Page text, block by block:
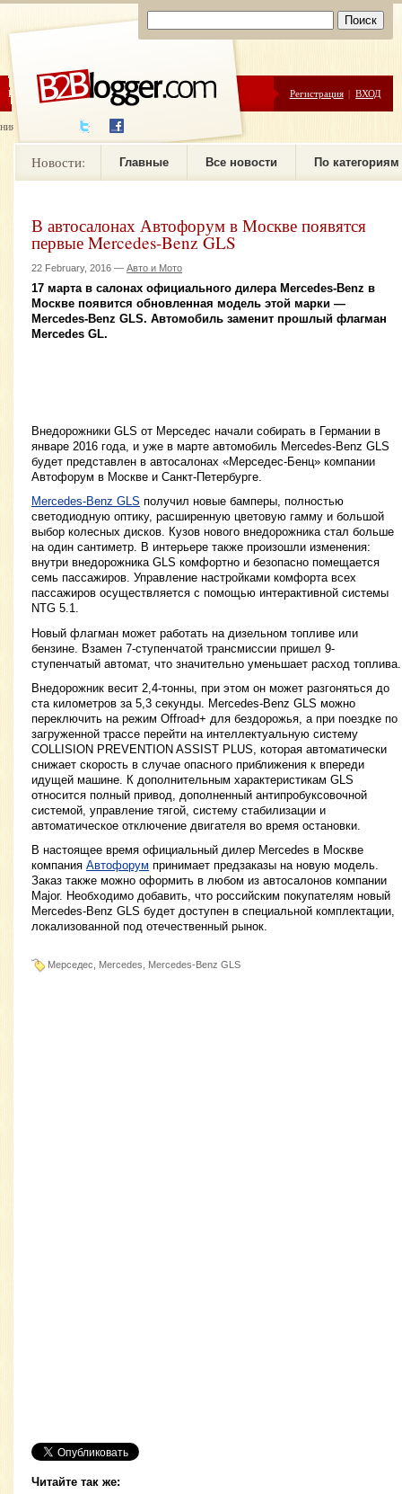
ЦЕНЫ ПОМОЩЬ Регистрация | ВХОД
новостей
Новости: Главные Все новости По категориям
В автосалонах Автофорум в Москве появятся
первые Mercedes-Benz GLS
22 February, 2016 — Авто и Мото
17 марта в салонах официального дилера Mercedes-Benz в
Москве появится обновленная модель этой марки —
Mercedes-Benz GLS. Автомобиль заменит прошлый флагман
Mercedes GL.
Внедорожники GLS от Мерседес начали собирать в Германии в
январе 2016 года, и уже в марте автомобиль Mercedes-Benz GLS
будет представлен в автосалонах «Мерседес-Бенц» компании
Автофорум в Москве и Санкт-Петербурге.
Mercedes-Benz GLS получил новые бамперы, полностью
светодиодную оптику, расширенную цветовую гамму и большой
выбор колесных дисков. Кузов нового внедорожника стал больше
на один сантиметр. В интерьере также произошли изменения:
внутри внедорожника GLS комфортно и безопасно помещается
семь пассажиров. Управление настройками комфорта всех
пассажиров осуществляется с помощью интерактивной системы
NTG 5.1.
Новый флагман может работать на дизельном топливе или
бензине. Взамен 7-ступенчатой трансмиссии пришел 9-
ступенчатый автомат, что значительно уменьшает расход топлива.
Внедорожник весит 2,4-тонны, при этом он может разгоняться до
ста километров за 5,3 секунды. Mercedes-Benz GLS можно
переключить на режим Offroad+ для бездорожья, а при поездке по
загруженной трассе перейти на интеллектуальную систему
COLLISION PREVENTION ASSIST PLUS, которая автоматически
снижает скорость в случае опасного приближения к впереди
идущей машине. К дополнительным характеристикам GLS
относится полный привод, дополненный антипробуксовочной
системой, управление тягой, систему стабилизации и
автоматическое отключение двигателя во время остановки.
В настоящее время официальный дилер Mercedes в Москве
компания Автофорум принимает предзаказы на новую модель.
Заказ также можно оформить в любом из автосалонов компании
Major. Необходимо добавить, что российским покупателям новый
Mercedes-Benz GLS будет доступен в специальной комплектации,
локализованной под отечественный рынок.
Мерседес, Mercedes, Mercedes-Benz GLS
Читайте так же: